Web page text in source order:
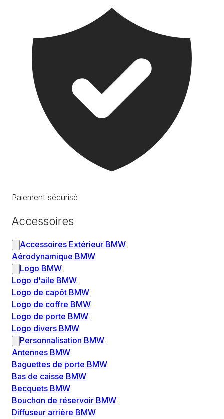
Paiement sécurisé
Accessoires
Accessoires Extérieur BMW
Aérodynamique BMW
Logo BMW
Logo d'aile BMW
Logo de capôt BMW
Logo de coffre BMW
Logo de porte BMW
Logo divers BMW
Personnalisation BMW
Antennes BMW
Baguettes de porte BMW
Bas de caisse BMW
Becquets BMW
Bouchon de réservoir BMW
Diffuseur arrière BMW